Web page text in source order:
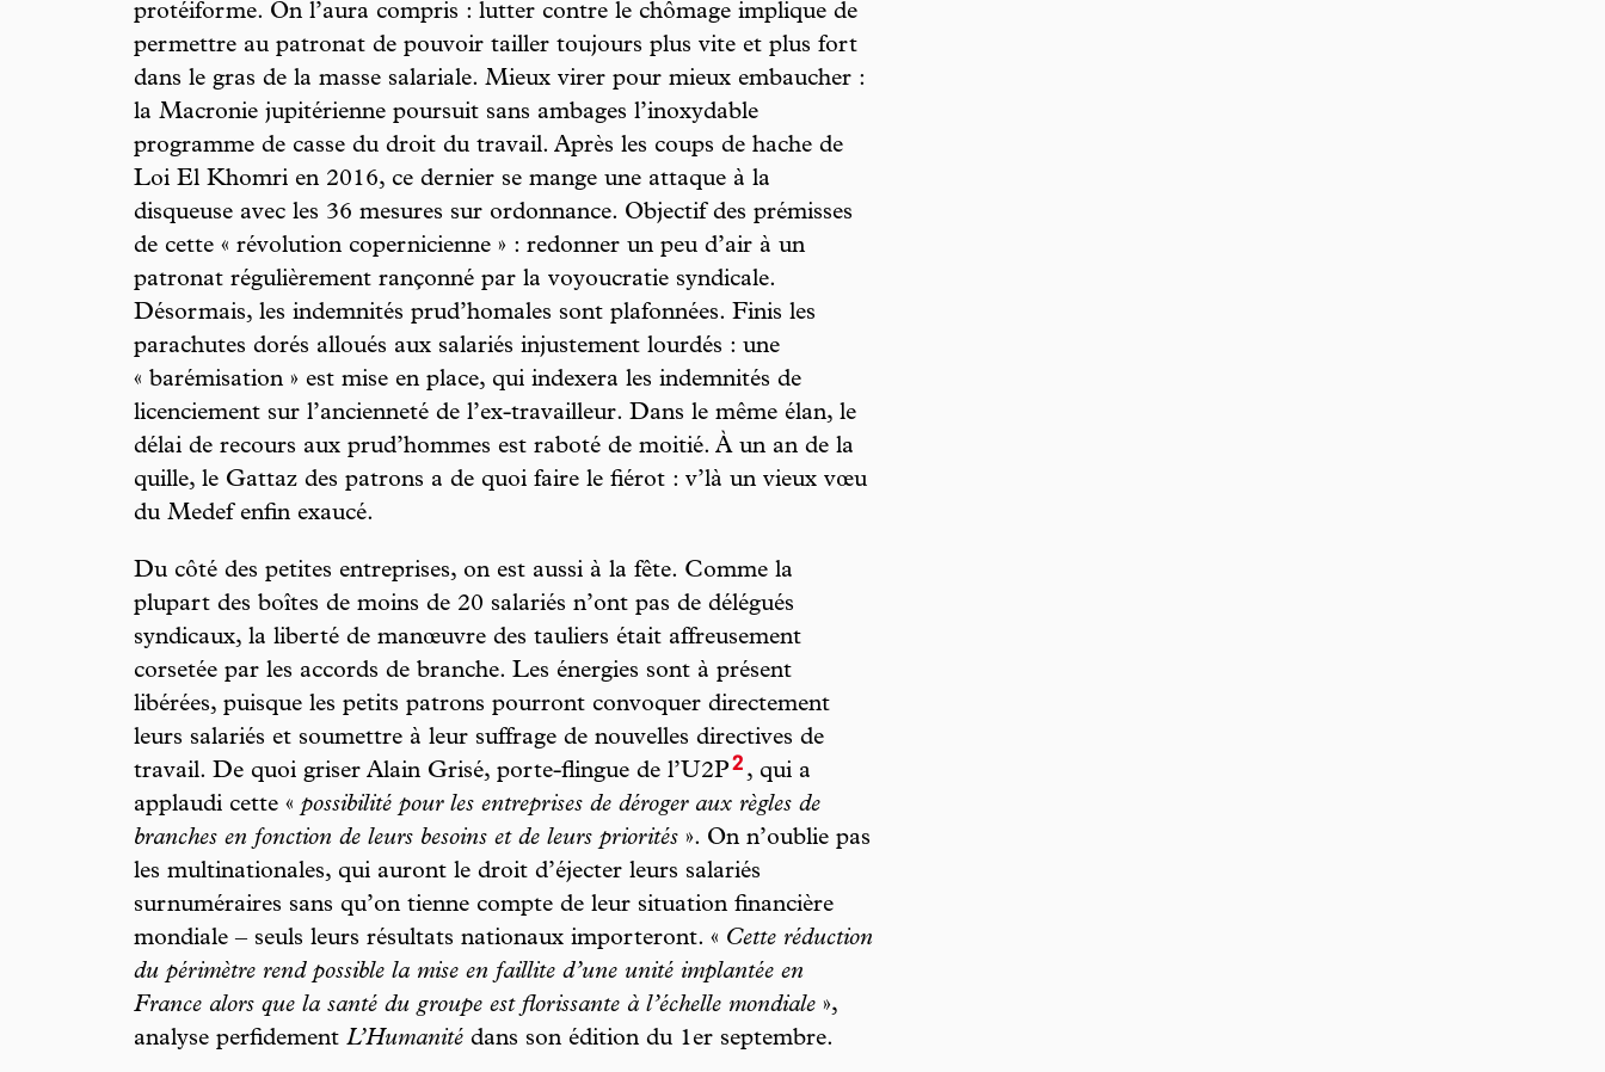
protéiforme. On l’aura compris : lutter contre le chômage implique de
permettre au patronat de pouvoir tailler toujours plus vite et plus fort
dans le gras de la masse salariale. Mieux virer pour mieux embaucher :
la Macronie jupitérienne poursuit sans ambages l’inoxydable
programme de casse du droit du travail. Après les coups de hache de
Loi El Khomri en 2016, ce dernier se mange une attaque à la
disqueuse avec les 36 mesures sur ordonnance. Objectif des prémisses
de cette « révolution copernicienne » : redonner un peu d’air à un
patronat régulièrement rançonné par la voyoucratie syndicale.
Désormais, les indemnités prud’homales sont plafonnées. Finis les
parachutes dorés alloués aux salariés injustement lourdés : une
« barémisation » est mise en place, qui indexera les indemnités de
licenciement sur l’ancienneté de l’ex-travailleur. Dans le même élan, le
délai de recours aux prud’hommes est raboté de moitié. À un an de la
quille, le Gattaz des patrons a de quoi faire le fiérot : v’là un vieux vœu
du Medef enfin exaucé.
Du côté des petites entreprises, on est aussi à la fête. Comme la
plupart des boîtes de moins de 20 salariés n’ont pas de délégués
syndicaux, la liberté de manœuvre des tauliers était affreusement
corsetée par les accords de branche. Les énergies sont à présent
libérées, puisque les petits patrons pourront convoquer directement
leurs salariés et soumettre à leur suffrage de nouvelles directives de
travail. De quoi griser Alain Grisé, porte-flingue de l’U2P2 , qui a
applaudi cette « possibilité pour les entreprises de déroger aux règles de
branches en fonction de leurs besoins et de leurs priorités ». On n’oublie pas
les multinationales, qui auront le droit d’éjecter leurs salariés
surnuméraires sans qu’on tienne compte de leur situation financière
mondiale – seuls leurs résultats nationaux importeront. « Cette réduction
du périmètre rend possible la mise en faillite d’une unité implantée en
France alors que la santé du groupe est florissante à l’échelle mondiale »,
analyse perfidement L’Humanité dans son édition du 1er septembre.